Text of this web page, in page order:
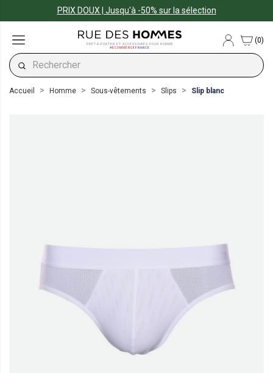
PRIX DOUX | Jusqu'à -50% sur la sélection
PRÊT-À-PORTER ET ACCESSOIRES POUR HOMME
#ECOMMERCEFRANCE
(0)
Accueil Homme Sous-vêtements Slips Slip blanc